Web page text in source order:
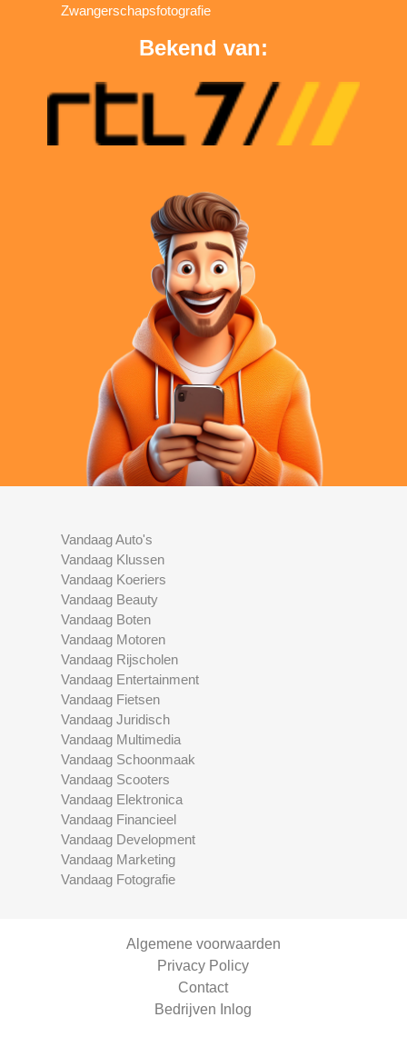
Zwangerschapsfotografie
Bekend van:
Vandaag Auto's
Vandaag Klussen
Vandaag Koeriers
Vandaag Beauty
Vandaag Boten
Vandaag Motoren
Vandaag Rijscholen
Vandaag Entertainment
Vandaag Fietsen
Vandaag Juridisch
Vandaag Multimedia
Vandaag Schoonmaak
Vandaag Scooters
Vandaag Elektronica
Vandaag Financieel
Vandaag Development
Vandaag Marketing
Vandaag Fotografie
Algemene voorwaarden
Privacy Policy
Contact
Bedrijven Inlog